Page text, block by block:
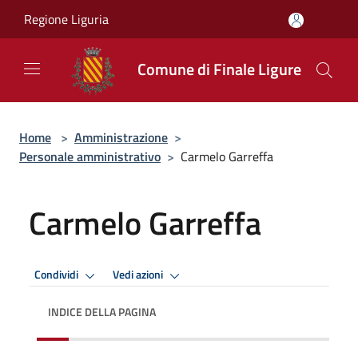
Regione Liguria
Comune di Finale Ligure
Home > Amministrazione >
Personale amministrativo > Carmelo Garreffa
Carmelo Garreffa
Condividi Vedi azioni
INDICE DELLA PAGINA